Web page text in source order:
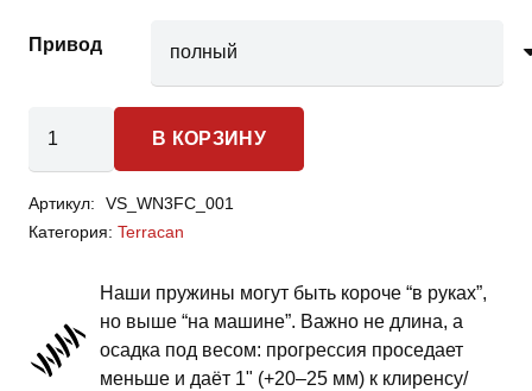
Привод
товара
Terracan
-
подвески
-
В КОРЗИНУ
Артикул:
VS_WN3FC_001
Категория: Terracan
Наши пружины могут быть короче “в руках”,
но выше “на машине”. Важно не длина, а
осадка под весом: прогрессия проседает
меньше и даёт 1" (+20–25 мм) к клиренсу/